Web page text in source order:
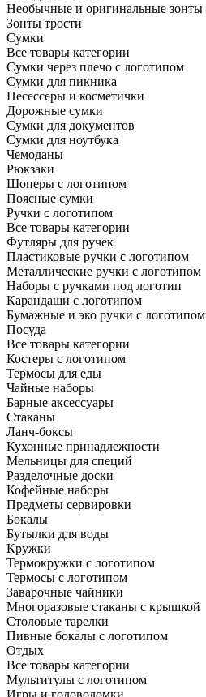
Необычные и оригинальные зонты
Зонты трости
Сумки
Все товары категории
Сумки через плечо с логотипом
Сумки для пикника
Несессеры и косметички
Дорожные сумки
Сумки для документов
Сумки для ноутбука
Чемоданы
Рюкзаки
Шоперы с логотипом
Поясные сумки
Ручки с логотипом
Все товары категории
Футляры для ручек
Пластиковые ручки с логотипом
Металлические ручки с логотипом
Наборы с ручками под логотип
Карандаши с логотипом
Бумажные и эко ручки с логотипом
Посуда
Все товары категории
Костеры с логотипом
Термосы для еды
Чайные наборы
Барные аксессуары
Стаканы
Ланч-боксы
Кухонные принадлежности
Мельницы для специй
Разделочные доски
Кофейные наборы
Предметы сервировки
Бокалы
Бутылки для воды
Кружки
Термокружки с логотипом
Термосы с логотипом
Заварочные чайники
Многоразовые стаканы с крышкой
Столовые тарелки
Пивные бокалы с логотипом
Отдых
Все товары категории
Мультитулы с логотипом
Игры и головоломки